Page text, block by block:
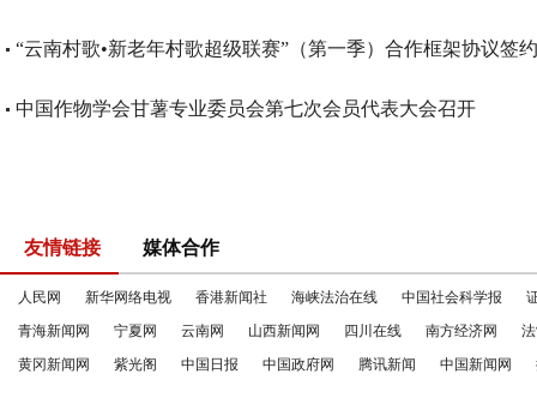
“云南村歌•新老年村歌超级联赛”（第一季）合作框架协议签
中国作物学会甘薯专业委员会第七次会员代表大会召开
友情链接 媒体合作
人民网 新华网络电视 香港新闻社 海峡法治在线 中国社会科学报
青海新闻网
宁夏网 云南网 山西新闻网 四川在线 南方经济网
黄冈新闻网
紫光阁 中国日报 中国政府网 腾讯新闻 中国新闻网